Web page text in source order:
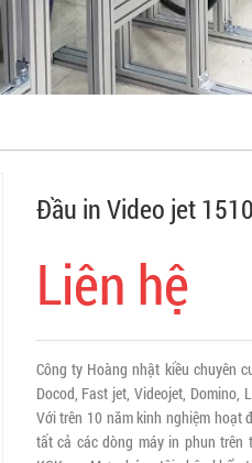
Đầu in Video jet 1510
Liên hệ
Công ty Hoàng nhật kiều chuyên
Docod, Fast jet, Videojet,
Với trên 10 năm kinh nghiệm hoạt
tất cả các dòng máy in phun trên